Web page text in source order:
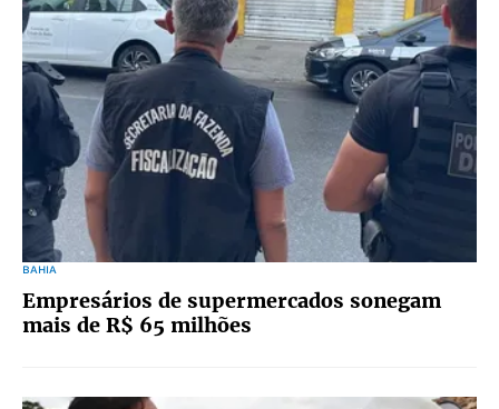
BAHIA
⁠Empresários de supermercados sonegam
mais de R$ 65 milhões